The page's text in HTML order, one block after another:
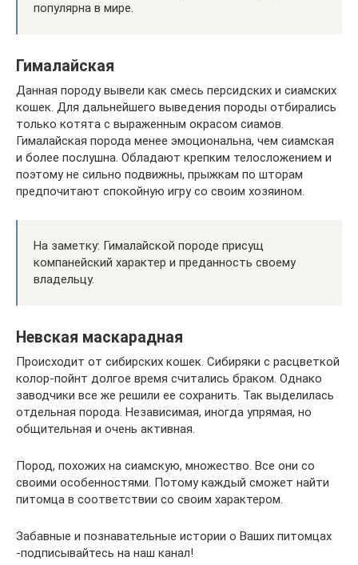
популярна в мире.
Гималайская
Данная породу вывели как смесь персидских и сиамских
кошек. Для дальнейшего выведения породы отбирались
только котята с выраженным окрасом сиамов.
Гималайская порода менее эмоциональна, чем сиамская
и более послушна. Обладают крепким телосложением и
поэтому не сильно подвижны, прыжкам по шторам
предпочитают спокойную игру со своим хозяином.
На заметку: Гималайской породе присущ
компанейский характер и преданность своему
владельцу.
Невская маскарадная
Происходит от сибирских кошек. Сибиряки с расцветкой
колор-пойнт долгое время считались браком. Однако
заводчики все же решили ее сохранить. Так выделилась
отдельная порода. Независимая, иногда упрямая, но
общительная и очень активная.
Пород, похожих на сиамскую, множество. Все они со
своими особенностями. Потому каждый сможет найти
питомца в соответствии со своим характером.
Забавные и познавательные истории о Ваших питомцах
-подписывайтесь на наш канал!